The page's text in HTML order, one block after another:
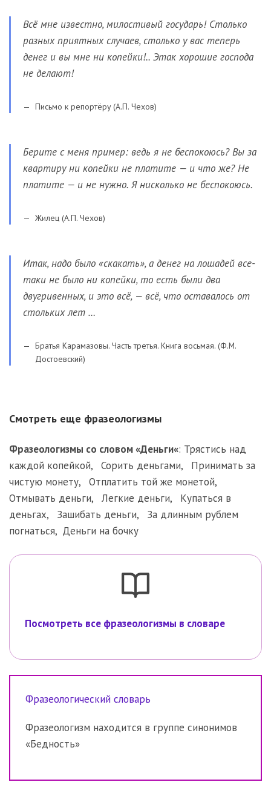
Всё мне известно, милостивый государь! Столько
разных приятных случаев, столько у вас теперь
денег и вы мне ни копейки!.. Этак хорошие господа
не делают!
Письмо к репортёру (А.П. Чехов)
Берите с меня пример: ведь я не беспокоюсь? Вы за
квартиру ни копейки не платите — и что же? Не
платите — и не нужно. Я нисколько не беспокоюсь.
Жилец (А.П. Чехов)
Итак, надо было «скакать», а денег на лошадей все-
таки не было ни копейки, то есть были два
двугривенных, и это всё, — всё, что оставалось от
стольких лет …
Братья Карамазовы. Часть третья. Книга восьмая. (Ф.М.
Достоевский)
Смотреть еще фразеологизмы
Фразеологизмы со словом «Деньги«: Трястись над
каждой копейкой, Сорить деньгами, Принимать за
чистую монету, Отплатить той же монетой,
Отмывать деньги, Легкие деньги, Купаться в
деньгах, Зашибать деньги, За длинным рублем
погнаться, Деньги на бочку
Посмотреть все фразеологизмы в словаре
Фразеологический словарь
Фразеологизм находится в группе синонимов
«Бедность»